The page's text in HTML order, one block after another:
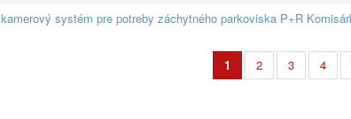
kamerový systém pre potreby záchytného parkoviska P+R
1 2 3 4